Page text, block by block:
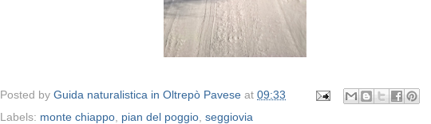
Posted by Guida naturalistica in Oltrepò Pavese at 09:33
Labels: monte chiappo pian del poggio seggiovia